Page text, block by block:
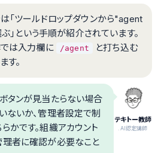
「ツールドロップダウンから"agent
」という手順が紹介されています。
は入力欄に
/agent
と打ち込む
す。
テキトー教師
.AI認定講師
タンが見当たらない場合
ないか、管理者設定で制
かです。組織アカウント
理者に確認が必要なこと